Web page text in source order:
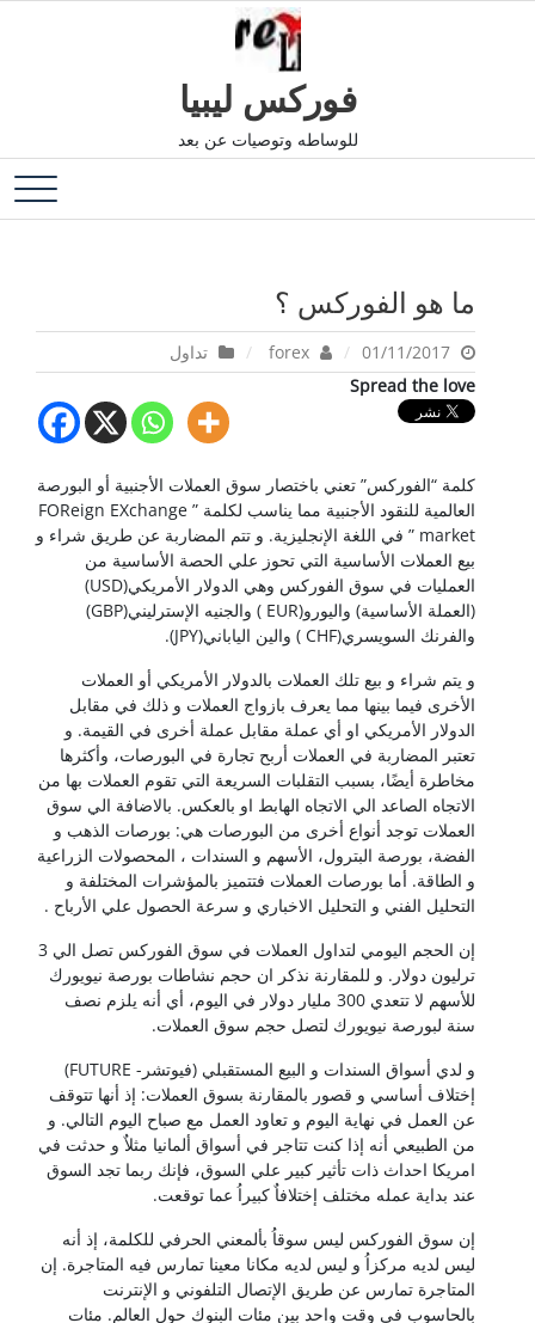
فوركس ليبيا
للوساطه وتوصيات عن بعد
ما هو الفوركس ؟
01/11/2017
تداول
Spread the love
كلمة “الفوركس” تعني باختصار سوق العملات الأجنبية أو البورصة
العالمية للنقود الأجنبية مما يناسب لكلمة ” FOReign EXchange
market ” في اللغة الإنجليزية. و تتم المضاربة عن طريق شراء و
بيع العملات الأساسية التي تحوز علي الحصة الأساسية من
العمليات في سوق الفوركس وهي الدولار الأمريكي(USD)
(العملة الأساسية) واليورو(EUR ) والجنيه الإسترليني(GBP)
والفرنك السويسري(CHF ) والين الياباني(JPY).
و يتم شراء و بيع تلك العملات بالدولار الأمريكي أو العملات
الأخرى فيما بينها مما يعرف بازواج العملات و ذلك في مقابل
الدولار الأمريكي او أي عملة مقابل عملة أخرى في القيمة. و
تعتبر المضاربة في العملات أربح تجارة في البورصات، وأكثرها
مخاطرة أيضًا، بسبب التقلبات السريعة التي تقوم العملات بها من
الاتجاه الصاعد الي الاتجاه الهابط او بالعكس. بالاضافة الي سوق
العملات توجد أنواع أخرى من البورصات هي: بورصات الذهب و
الفضة، بورصة البترول، الأسهم و السندات ، المحصولات الزراعية
و الطاقة. أما بورصات العملات فتتميز بالمؤشرات المختلفة و
التحليل الفني و التحليل الاخباري و سرعة الحصول علي الأرباح .
إن الحجم اليومي لتداول العملات في سوق الفوركس تصل الي 3
ترليون دولار. و للمقارنة نذكر ان حجم نشاطات بورصة نيويورك
للأسهم لا تتعدي 300 مليار دولار في اليوم، أي أنه يلزم نصف
سنة لبورصة نيويورك لتصل حجم سوق العملات.
و لدي أسواق السندات و البيع المستقبلي (فيوتشر- FUTURE)
إختلاف أساسي و قصور بالمقارنة بسوق العملات: إذ أنها تتوقف
عن العمل في نهاية اليوم و تعاود العمل مع صباح اليوم التالي. و
من الطبيعي أنه إذا كنت تتاجر في أسواق ألمانيا مثلاٌ و حدثت في
امريكا احداث ذات تأثير كبير علي السوق، فإنك ربما تجد السوق
عند بداية عمله مختلف إختلافاٌ كبيراُ عما توقعت.
إن سوق الفوركس ليس سوقاُ بألمعني الحرفي للكلمة، إذ أنه
ليس لديه مركزاُ و ليس لديه مكانا معينا تمارس فيه المتاجرة. إن
المتاجرة تمارس عن طريق الإتصال التلفوني و الإنترنت
بالحاسوب في وقت واحد بين مئات البنوك حول العالم. مئات